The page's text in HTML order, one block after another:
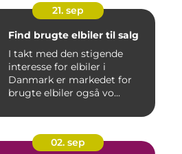
21. sep
Find brugte elbiler til salg
I takt med den stigende
interesse for elbiler i
Danmark er markedet for
brugte elbiler også vo...
02. sep